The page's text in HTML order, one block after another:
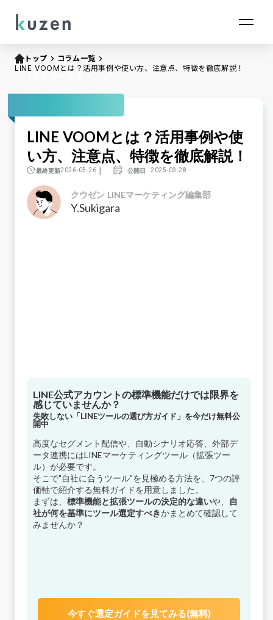
トップ keyboard_arrow_right コラム一覧keyboard_arrow_right
LINE VOOMとは？活用事例や使い方、注意点、特徴を徹底解説！
LINE VOOMとは？活用事例や使
い方、注意点、特徴を徹底解説！
最終更新2026-05-26 ｜ 公開日 2025-03-28
クウゼン LINEマーケティング編集部
Y.Sukigara
LINE公式アカウントの標準機能だけでは限界を
感じていませんか？
失敗しない「LINEツールの選び方ガイド」を今だけ無料公
開中
高度なセグメント配信や、自動シナリオ応答、外部デ
ータ連携にはLINEマーケティングツール（拡張ツー
ル）が必要です。
そこで"自社に合うツール"を見極める方法を、7つの評
価軸で紹介する無料ガイドを用意しました。
まずは、 標準機能と拡張ツールの決定的な違いや、
自
社が何を基準にツール選定すべきかまとめて確認して
みませんか？
今すぐ選定ガイドを見てみる(無料)